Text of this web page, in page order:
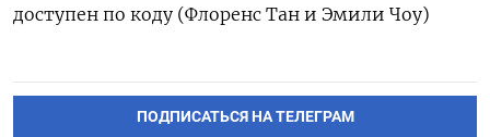
доступен по коду (Флоренс Тан и Эмили Чоу)
ПОДПИСАТЬСЯ НА ТЕЛЕГРАМ